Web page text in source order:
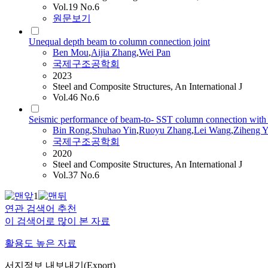
Vol.19 No.6
원문보기
Unequal depth beam to column connection joint
Ben Mou,Aijia Zhang,Wei Pan
국제구조공학회
2023
Steel and Composite Structures, An International J
Vol.46 No.6
Seismic performance of beam-to- SST column connection
Bin Rong,Shuhao Yin,Ruoyu Zhang,Lei Wang,Ziheng
국제구조공학회
2020
Steel and Composite Structures, An International J
Vol.37 No.6
1
연관 검색어 추천
이 검색어로 많이 본 자료
활용도 높은 자료
서지정보 내보내기(Export)